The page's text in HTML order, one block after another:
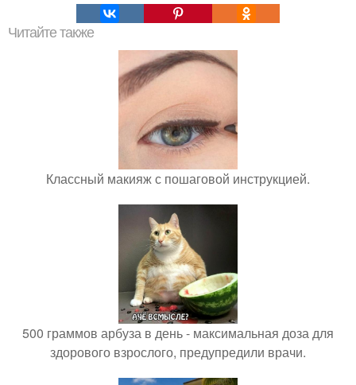
Читайте также
Классный макияж с пошаговой инструкцией.
500 граммов арбуза в день - максимальная доза для
здорового взрослого, предупредили врачи.